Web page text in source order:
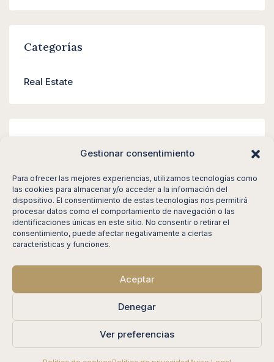
Gestionar consentimiento
Para ofrecer las mejores experiencias, utilizamos tecnologías como
las cookies para almacenar y/o acceder a la información del
dispositivo. El consentimiento de estas tecnologías nos permitirá
procesar datos como el comportamiento de navegación o las
identificaciones únicas en este sitio. No consentir o retirar el
consentimiento, puede afectar negativamente a ciertas
características y funciones.
Aceptar
Denegar
Ver preferencias
Categorías
Real Estate
Acceder
Feed de entradas
Feed de comentarios
WordPress.org
© DRD Properties - All rights reserved